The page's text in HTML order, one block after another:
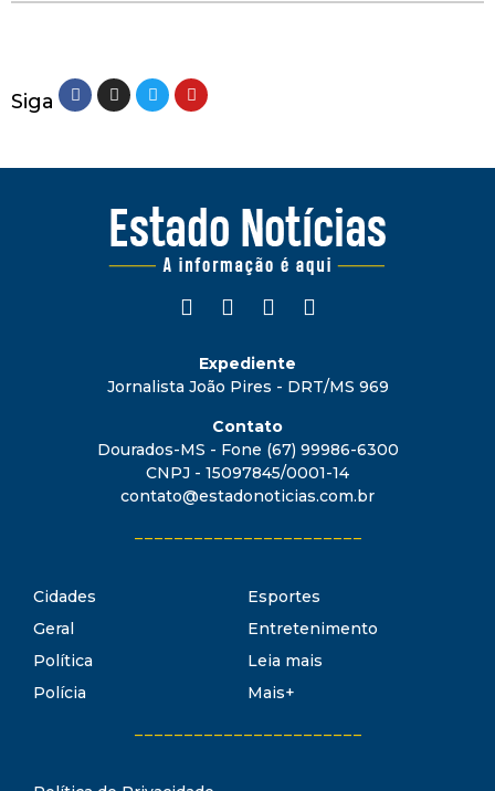
Siga
Expediente
Jornalista João Pires - DRT/MS 969
Contato
Dourados-MS - Fone (67) 99986-6300
CNPJ - 15097845/0001-14
contato@estadonoticias.com.br
Cidades
Geral
Política
Polícia
Esportes
Entretenimento
Leia mais
Mais+